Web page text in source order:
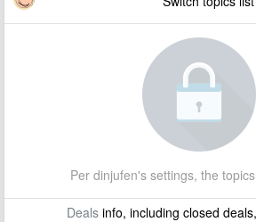
Per dinjufen's settings, the
Dealsinfo, including closed